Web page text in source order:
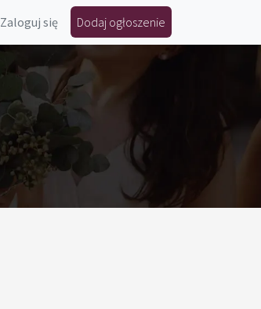
Zaloguj się Dodaj ogłoszenie